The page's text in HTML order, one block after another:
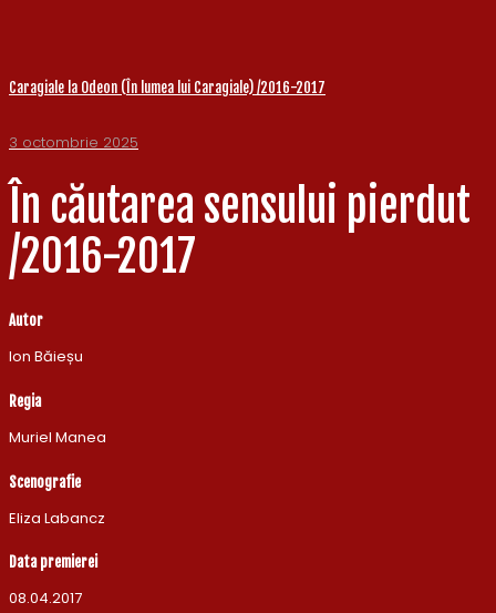
Caragiale la Odeon (În lumea lui Caragiale) /2016-2017
3 octombrie 2025
În căutarea sensului pierdut
/2016-2017
Autor
Ion Băieșu
Regia
Muriel Manea
Scenografie
Eliza Labancz
Data premierei
08.04.2017